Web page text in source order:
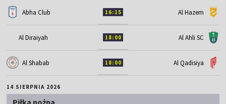
Abha Club 16:15 Al Hazem
Al Diraiyah 18:00 Al Ahli SC
Al Shabab 18:00 Al Qadisiya
14 SIERPNIA 2026
Piłka nożna